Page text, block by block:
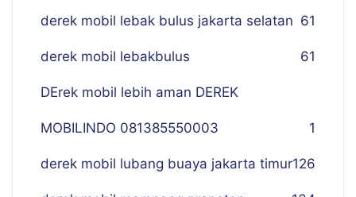
derek mobil lebak bulus jakarta selatan 61
derek mobil lebakbulus 61
DErek mobil lebih aman DEREK
MOBILINDO 081385550003 1
derek mobil lubang buaya jakarta timur126